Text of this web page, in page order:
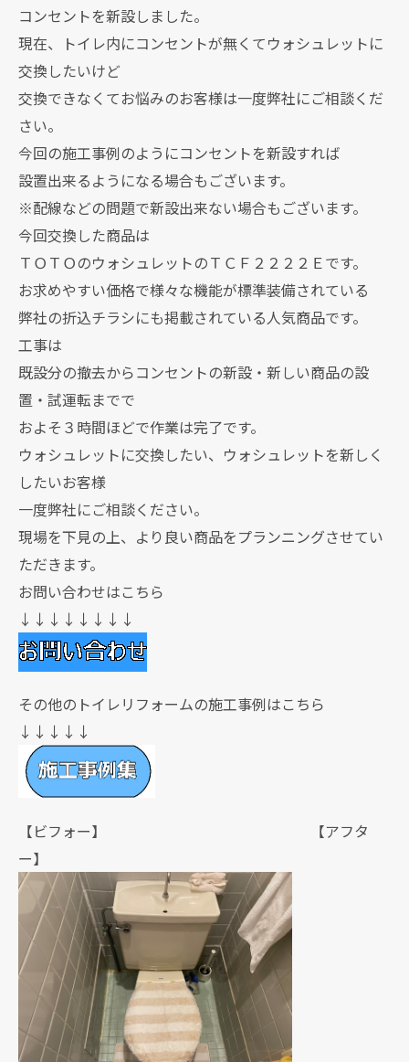
コンセントを新設しました。
現在、トイレ内にコンセントが無くてウォシュレットに
交換したいけど
交換できなくてお悩みのお客様は一度弊社にご相談くだ
さい。
今回の施工事例のようにコンセントを新設すれば
設置出来るようになる場合もございます。
※配線などの問題で新設出来ない場合もございます。
今回交換した商品は
ＴＯＴＯのウォシュレットのＴＣＦ２２２２Ｅです。
お求めやすい価格で様々な機能が標準装備されている
弊社の折込チラシにも掲載されている人気商品です。
工事は
既設分の撤去からコンセントの新設・新しい商品の設
置・試運転までで
およそ３時間ほどで作業は完了です。
ウォシュレットに交換したい、ウォシュレットを新しく
したいお客様
一度弊社にご相談ください。
現場を下見の上、より良い商品をプランニングさせてい
ただきます。
お問い合わせはこちら
↓↓↓↓↓↓↓↓
その他のトイレリフォームの施工事例はこちら
↓↓↓↓↓
【ビフォー】 【アフタ
ー】